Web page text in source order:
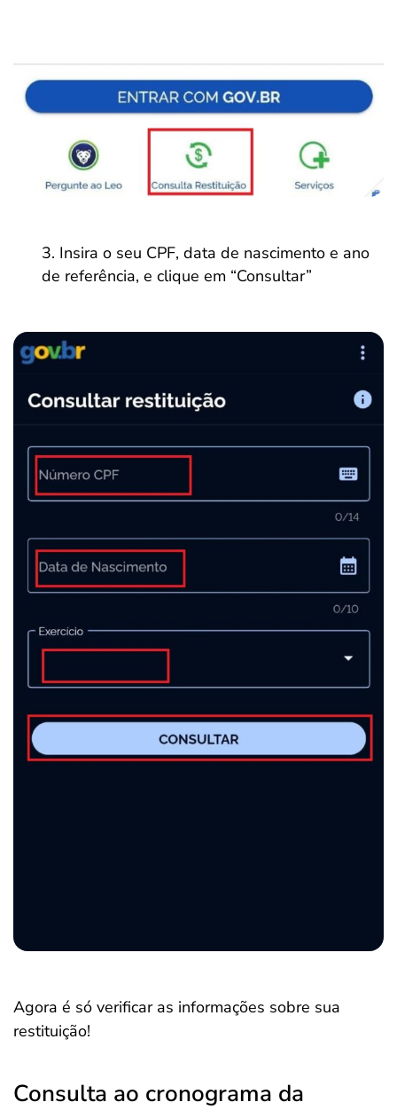
Insira o seu CPF, data de nascimento e ano
de referência, e clique em “Consultar”
Agora é só verificar as informações sobre sua
restituição!
Consulta ao cronograma da